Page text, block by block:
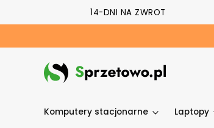
14-DNI NA ZWROT
Komputery stacjonarne Laptopy